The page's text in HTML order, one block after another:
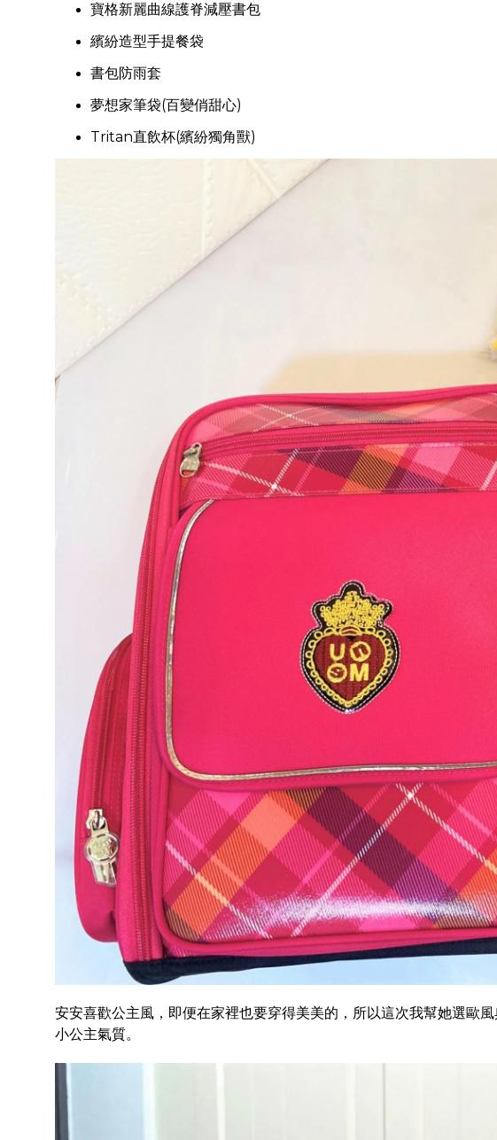
寶格新麗曲線護脊減壓書包
繽紛造型手提餐袋
書包防雨套
夢想家筆袋(百變俏甜心)
Tritan直飲杯(繽紛獨角獸)
安安喜歡公主風，即便在家裡也要穿得美美的，所以這次我幫她選歐
小公主氣質。